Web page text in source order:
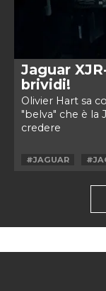
Jaguar
brividi!
Olivier Hart sa
"belva" che è la
credere
#JAGUAR